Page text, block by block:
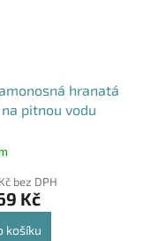
hranatá
pitnou vodu
bez DPH
Kč
košíku